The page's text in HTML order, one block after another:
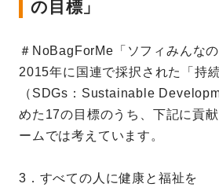
の目標」
＃NoBagForMe「ソフィみんなの
2015年に国連で採択された「持
（SDGs：Sustainable
めた17の目標のうち、下記に貢
ームでは考えています。
3．すべての人に健康と福祉を